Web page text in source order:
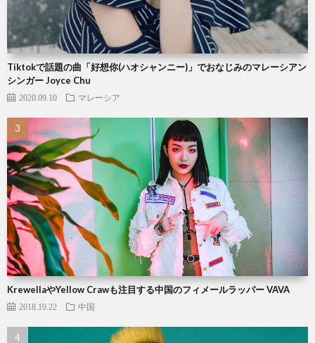
Tiktokで話題の曲「好想你(ハオシャンニー)」でおなじみのマレーシアン
シンガー Joyce Chu
2020.09.10 マレーシア
KrewellaやYellow Crawも注目する中国のフィメールラッパー VAVA
2018.10.22 中国